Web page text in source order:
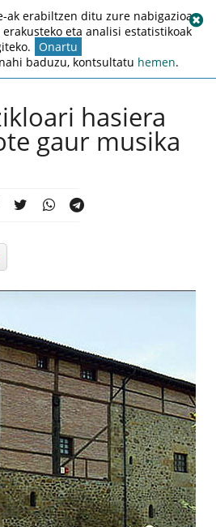
hasiera
gaur musika
ak erabiltzen ditu zure nabigazioa
eta analisi estatistikoak
Onartu
baduzu, kontsultatu hemen.